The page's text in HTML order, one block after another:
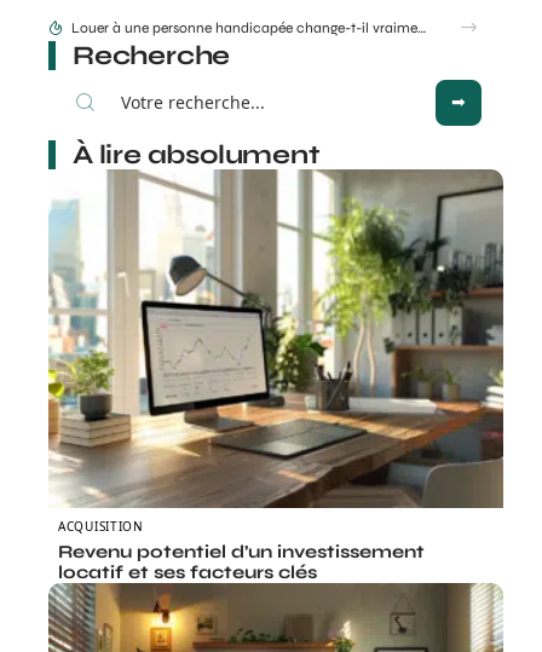
Vente appartement à Marrakech : quelles erreurs font fuir les acheteurs ?
Recherche
À lire absolument
ACQUISITION
Revenu potentiel d’un investissement
locatif et ses facteurs clés